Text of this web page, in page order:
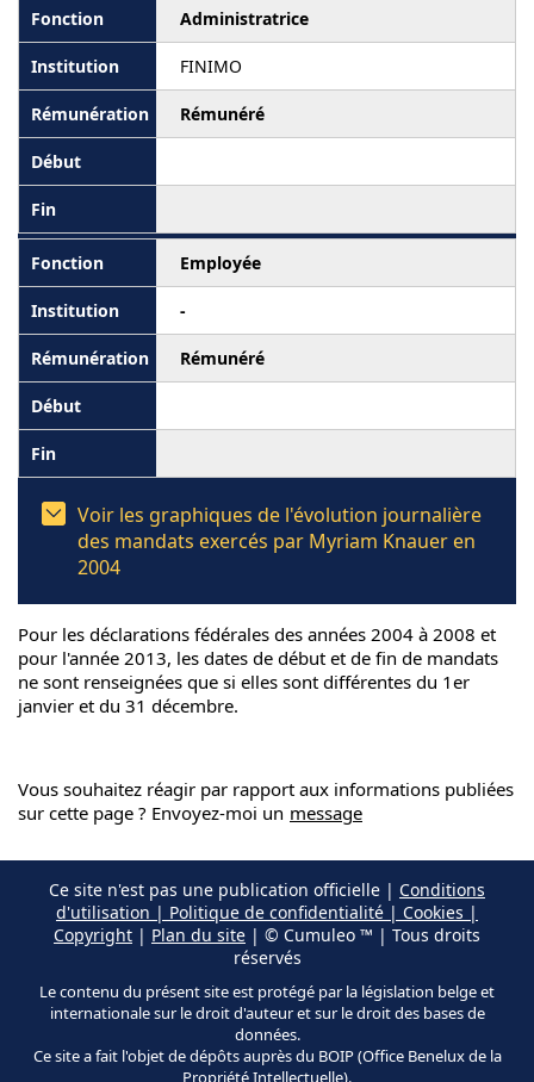
Administratrice
FINIMO
Rémunéré
Employée
-
Rémunéré
Voir les graphiques de l'évolution journalière
des mandats exercés par Myriam Knauer en
2004
Pour les déclarations fédérales des années 2004 à 2008 et
pour l'année 2013, les dates de début et de fin de mandats
ne sont renseignées que si elles sont différentes du 1er
janvier et du 31 décembre.
Vous souhaitez réagir par rapport aux informations publiées
sur cette page ? Envoyez-moi un message
Ce site n'est pas une publication officielle | Conditions
d'utilisation | Politique de confidentialité | Cookies |
Copyright | Plan du site | © Cumuleo ™ | Tous droits
réservés
Le contenu du présent site est protégé par la législation belge et
internationale sur le droit d'auteur et sur le droit des bases de
données.
Ce site a fait l'objet de dépôts auprès du BOIP (Office Benelux de la
Propriété Intellectuelle).